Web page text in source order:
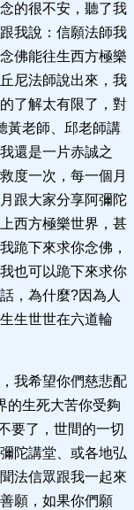
的很不安，聽了我
我說：信願法師我
佛能往生西方極樂
尼法師說出來，我
了解太有限了，對
黃老師、邱老師講
還是一片赤誠之
度一次，每一個月
跟大家分享阿彌陀
西方極樂世界，甚
跪下來求你念佛，
也可以跪下來求你
，為什麼?因為人
生世世在六道輪
我希望你們慈悲配
的生死大苦你受夠
要了，世間的一切
陀講堂、或各地弘
法信眾跟我一起來
願，如果你們願